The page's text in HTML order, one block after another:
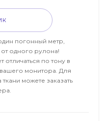
погонный метр,
от одного рулона!
отличаться по тону в
монитора. Для
можете заказать